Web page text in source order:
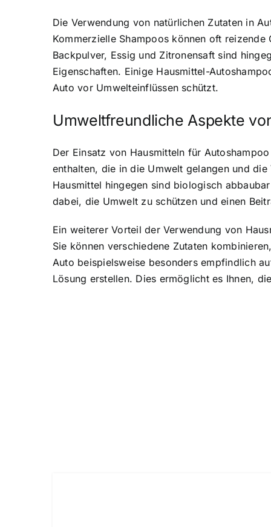
Die Verwendung von natürlichen Zutaten in
Kommerzielle Shampoos können oft
Backpulver, Essig und Zitronensaft sind
Eigenschaften. Einige Hausmittel-
Auto vor Umwelteinflüssen schützt.
Umweltfreundliche Aspekte
Der Einsatz von Hausmitteln für
enthalten, die in die Umwelt gelangen und
Hausmittel hingegen sind biologisch
dabei, die Umwelt zu schützen und einen
Ein weiterer Vorteil der Verwendung von
Sie können verschiedene Zutaten
Auto beispielsweise besonders empfindlich
Lösung erstellen. Dies ermöglicht es Ihnen,